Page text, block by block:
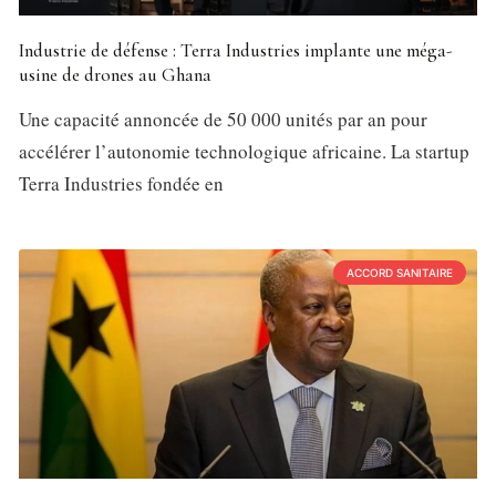
Industrie de défense : Terra Industries implante une méga-
usine de drones au Ghana
Une capacité annoncée de 50 000 unités par an pour
accélérer l’autonomie technologique africaine. La startup
Terra Industries fondée en
ACCORD SANITAIRE